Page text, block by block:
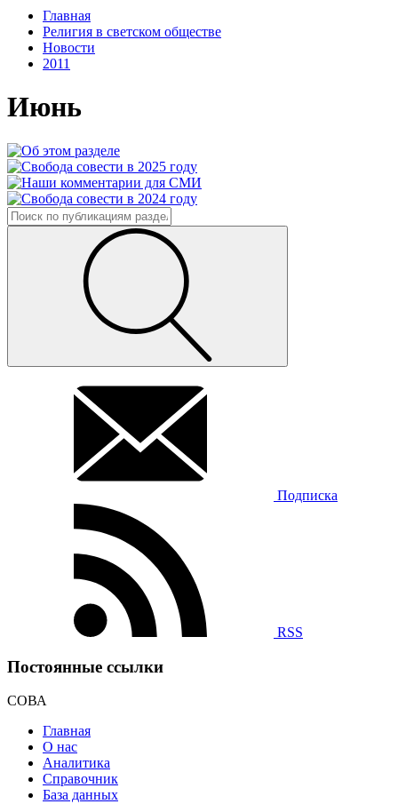
Главная
Религия в светском обществе
Новости
2011
Июнь
Подписка
RSS
Постоянные ссылки
СОВА
Главная
О нас
Аналитика
Справочник
База данных